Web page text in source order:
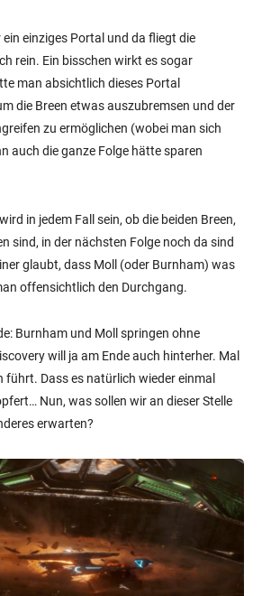
einziges Portal und da fliegt die
rein. Ein bisschen wirkt es sogar
man absichtlich dieses Portal
die Breen etwas auszubremsen und der
zu ermöglichen (wobei man sich
auch die ganze Folge hätte sparen
in jedem Fall sein, ob die beiden Breen,
sind, in der nächsten Folge noch da sind
glaubt, dass Moll (oder Burnham) was
offensichtlich den Durchgang.
Burnham und Moll springen ohne
will ja am Ende auch hinterher. Mal
führt. Dass es natürlich wieder einmal
Nun, was sollen wir an dieser Stelle
erwarten?